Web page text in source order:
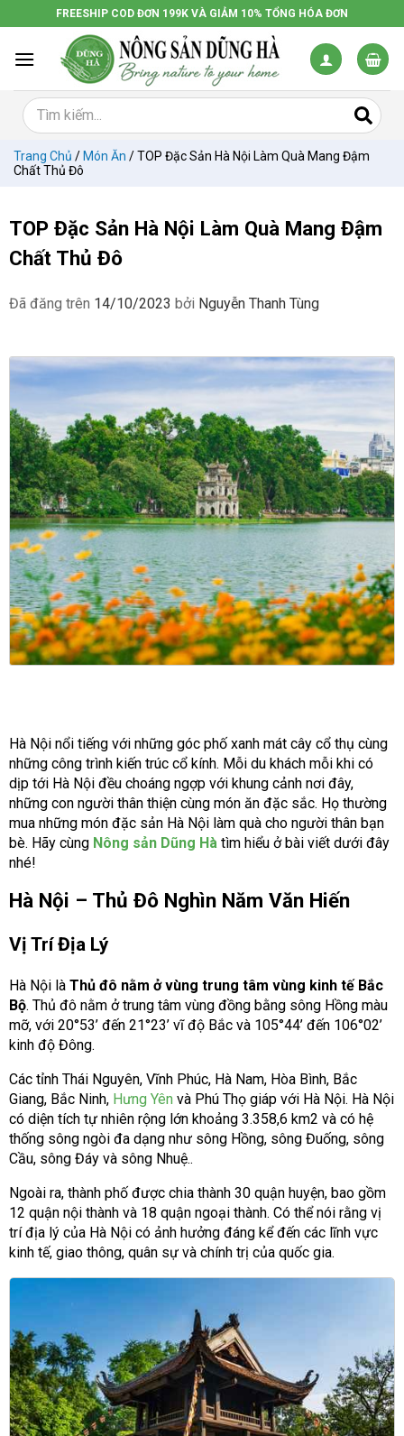
đến
dung
FREESHIP COD ĐƠN 199K VÀ GIẢM 10% TỔNG HÓA ĐƠN
Trang Chủ / Món Ăn /TOP Đặc Sản Hà Nội Làm Quà Mang Đậm
Chất Thủ Đô
TOP Đặc Sản Hà Nội Làm Quà Mang Đậm
Chất Thủ Đô
Đã đăng trên 14/10/2023 bởi Nguyễn Thanh Tùng
Hà Nội nổi tiếng với những góc phố xanh mát cây cổ thụ cùng
những công trình kiến trúc cổ kính. Mỗi du khách mỗi khi có
dịp tới Hà Nội đều choáng ngợp với khung cảnh nơi đây,
những con người thân thiện cùng món ăn đặc sắc. Họ thường
mua những món đặc sản Hà Nội làm quà cho người thân bạn
bè. Hãy cùng Nông sản Dũng Hà tìm hiểu ở bài viết dưới đây
nhé!
Hà Nội – Thủ Đô Nghìn Năm Văn Hiến
Vị Trí Địa Lý
Hà Nội là Thủ đô nằm ở vùng trung tâm vùng kinh tế Bắc
Bộ. Thủ đô nằm ở trung tâm vùng đồng bằng sông Hồng màu
mỡ, với 20°53’ đến 21°23’ vĩ độ Bắc và 105°44’ đến 106°02’
kinh độ Đông.
Các tỉnh Thái Nguyên, Vĩnh Phúc, Hà Nam, Hòa Bình, Bắc
Giang, Bắc Ninh, Hưng Yên và Phú Thọ giáp với Hà Nội. Hà Nội
có diện tích tự nhiên rộng lớn khoảng 3.358,6 km2 và có hệ
thống sông ngòi đa dạng như sông Hồng, sông Đuống, sông
Cầu, sông Đáy và sông Nhuệ..
Ngoài ra, thành phố được chia thành 30 quận huyện, bao gồm
12 quận nội thành và 18 quận ngoại thành. Có thể nói rằng vị
trí địa lý của Hà Nội có ảnh hưởng đáng kể đến các lĩnh vực
kinh tế, giao thông, quân sự và chính trị của quốc gia.